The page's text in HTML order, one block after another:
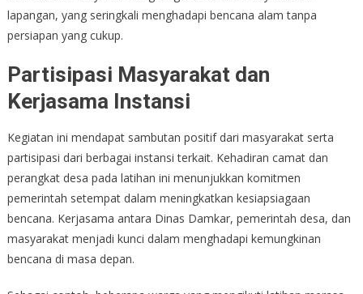
lapangan, yang seringkali menghadapi bencana alam tanpa
persiapan yang cukup.
Partisipasi Masyarakat dan
Kerjasama Instansi
Kegiatan ini mendapat sambutan positif dari masyarakat serta
partisipasi dari berbagai instansi terkait. Kehadiran camat dan
perangkat desa pada latihan ini menunjukkan komitmen
pemerintah setempat dalam meningkatkan kesiapsiagaan
bencana. Kerjasama antara Dinas Damkar, pemerintah desa, dan
masyarakat menjadi kunci dalam menghadapi kemungkinan
bencana di masa depan.